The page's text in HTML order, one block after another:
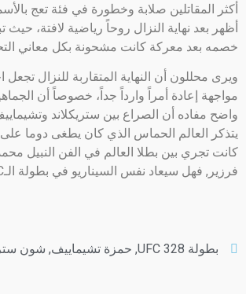
أكثر المقاتلين صلابة وخطورة في فئة تعج
أظهر بعد نهاية النزال روحاً رياضية لافتة، حيث
خصمه بعد معركة كانت مشحونة بكل معاني
ويرى محللون أن النهاية المتقاربة للنزال تجعل
مواجهة إعادة أمراً وارداً جداً، خصوصاً أن
واضح مفاده أن الصراع بين ستريكلاند
يتذكر العالم الحماس الذي كان يطغى دوما على
كانت تجري بين بطلا العالم في الفن النبيل
فرزير, فهل سيعاد نفس السيناريو في بطولة الـUFC.
بطولة UFC 328 , حمزة تشيماييف, شون